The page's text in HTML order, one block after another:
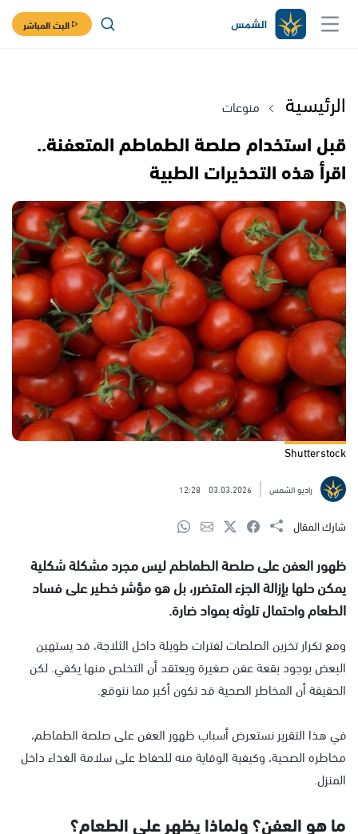
البث المباشر
الرئيسية منوعات
قبل استخدام صلصة الطماطم المتعفنة..
اقرأ هذه التحذيرات الطبية
Shutterstock
راديو الشمس 03.03.2026
12:28
شارك المقال
ظهور العفن على صلصة الطماطم ليس مجرد مشكلة شكلية
يمكن حلها بإزالة الجزء المتضرر، بل هو مؤشر خطير على فساد
الطعام واحتمال تلوثه بمواد ضارة.
ومع تكرار تخزين الصلصات لفترات طويلة داخل الثلاجة، قد يستهين
البعض بوجود بقعة عفن صغيرة ويعتقد أن التخلص منها يكفي. لكن
الحقيقة أن المخاطر الصحية قد تكون أكبر مما نتوقع.
في هذا التقرير نستعرض أسباب ظهور العفن على صلصة الطماطم،
مخاطره الصحية، وكيفية الوقاية منه للحفاظ على سلامة الغذاء داخل
المنزل.
ما هو العفن؟ ولماذا يظهر على الطعام؟